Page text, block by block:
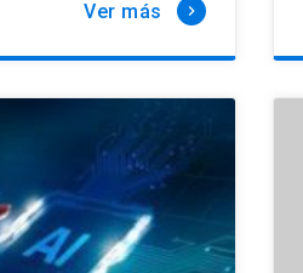
Ver más keyboard_arrow_right